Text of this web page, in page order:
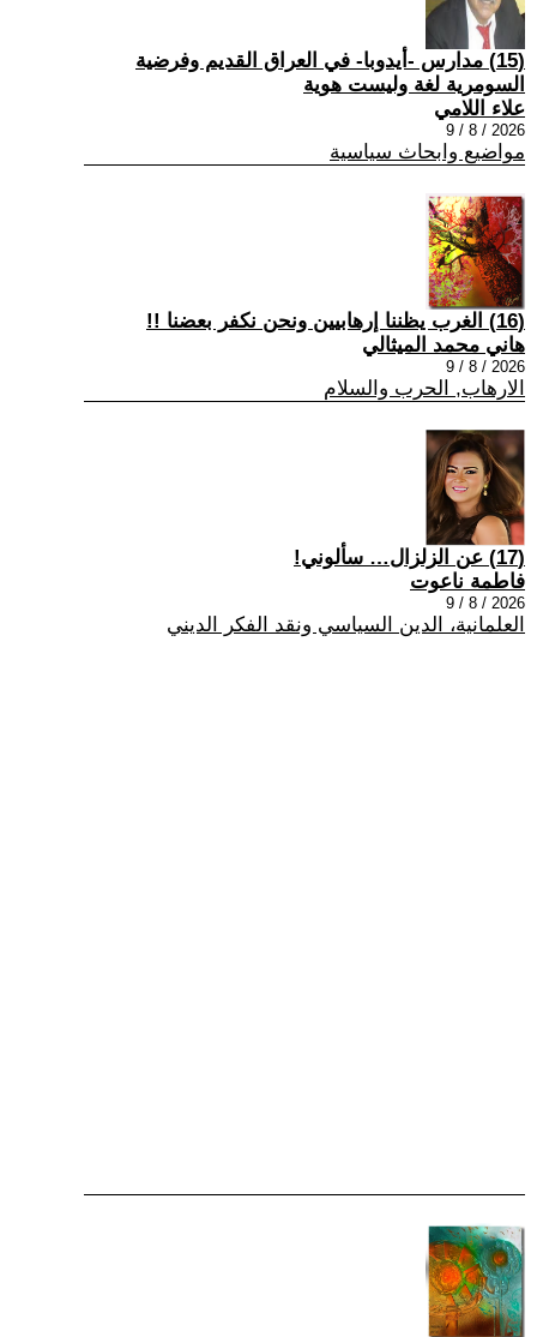
(15) مدارس -أيدوبا- في العراق القديم وفرضية
السومرية لغة وليست هوية
علاء اللامي
2026 / 8 / 9
مواضيع وابحاث سياسية
(16) الغرب يظننا إرهابيين ونحن نكفر بعضنا !!
هاني محمد الميثالي
2026 / 8 / 9
الارهاب, الحرب والسلام
(17) عن الزلزال… سألوني!
فاطمة ناعوت
2026 / 8 / 9
العلمانية، الدين السياسي ونقد الفكر الديني